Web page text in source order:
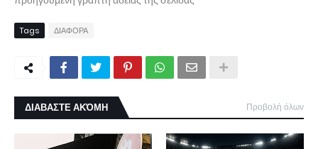
Tags ΔΙΑΦΟΡΑ
ΔΙΑΒΑΣΤΕ ΑΚΌΜΗ Προβολή όλων